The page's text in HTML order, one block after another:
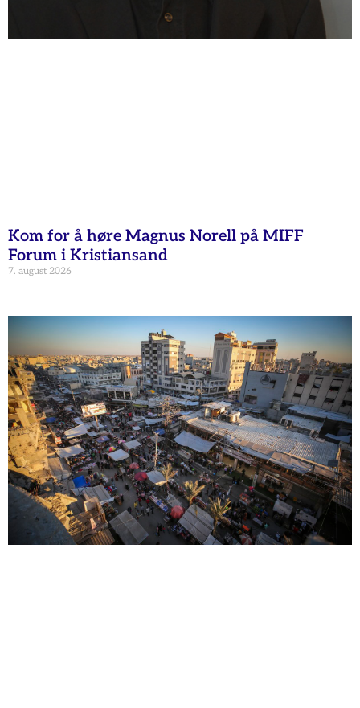
Kom for å høre Magnus Norell på MIFF
Forum i Kristiansand
7. august 2026